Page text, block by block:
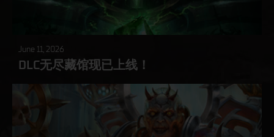
June 11, 2026
DLC无尽藏馆现已上线！